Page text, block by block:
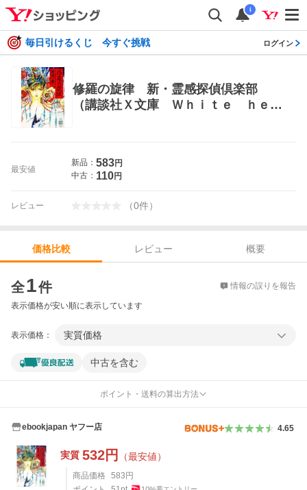
i
毎日引けるくじ 今すぐ挑戦 ログイン
修羅の旋律 新・霊感探偵倶楽部
（講談社Ｘ文庫 Ｗｈｉｔｅ ｈｅａ
最安値
新品： 583円
中古： 110円
レビュー （0件）
価格比較 レビュー
概要
全1件 情報の誤りを報告
表示価格が安い順に表示しています
表示価格： 実質価格
中古を含む
ポイント・送料の算出方法
ebookjapan ヤフー店 4.65
実質 532円 （最安値）
商品価格 583 円